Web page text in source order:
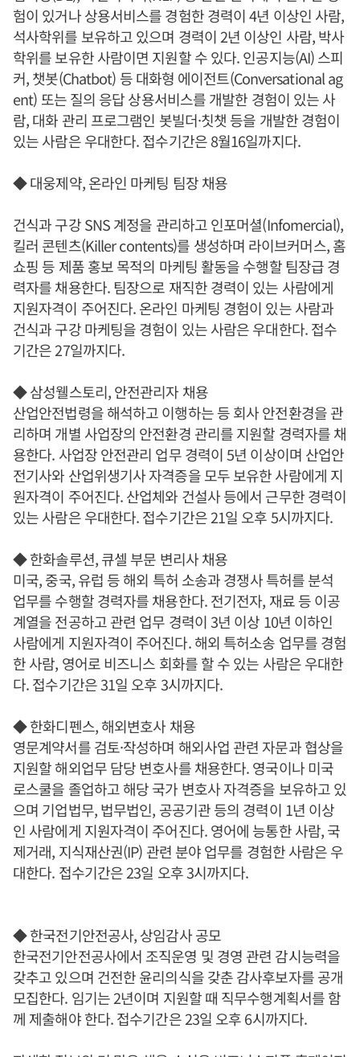
험이 있거나 상용서비스를 경험한 경력이 4년 이상인 사람,
석사학위를 보유하고 있으며 경력이 2년 이상인 사람, 박사
학위를 보유한 사람이면 지원할 수 있다. 인공지능(AI) 스피
커, 챗봇(Chatbot) 등 대화형 에이전트(Conversational ag
ent) 또는 질의 응답 상용서비스를 개발한 경험이 있는 사
람, 대화 관리 프로그램인 봇빌더·칫챗 등을 개발한 경험이
있는 사람은 우대한다. 접수기간은 8월16일까지다.
◆ 대웅제약, 온라인 마케팅 팀장 채용
건식과 구강 SNS 계정을 관리하고 인포머셜(Infomercial),
킬러 콘텐츠(Killer contents)를 생성하며 라이브커머스, 홈
쇼핑 등 제품 홍보 목적의 마케팅 활동을 수행할 팀장급 경
력자를 채용한다. 팀장으로 재직한 경력이 있는 사람에게
지원자격이 주어진다. 온라인 마케팅 경험이 있는 사람과
건식과 구강 마케팅을 경험이 있는 사람은 우대한다. 접수
기간은 27일까지다.
◆ 삼성웰스토리, 안전관리자 채용
산업안전법령을 해석하고 이행하는 등 회사 안전환경을 관
리하며 개별 사업장의 안전환경 관리를 지원할 경력자를 채
용한다. 사업장 안전관리 업무 경력이 5년 이상이며 산업안
전기사와 산업위생기사 자격증을 모두 보유한 사람에게 지
원자격이 주어진다. 산업체와 건설사 등에서 근무한 경력이
있는 사람은 우대한다. 접수기간은 21일 오후 5시까지다.
◆ 한화솔루션, 큐셀 부문 변리사 채용
미국, 중국, 유럽 등 해외 특허 소송과 경쟁사 특허를 분석
업무를 수행할 경력자를 채용한다. 전기전자, 재료 등 이공
계열을 전공하고 관련 업무 경력이 3년 이상 10년 이하인
사람에게 지원자격이 주어진다. 해외 특허소송 업무를 경험
한 사람, 영어로 비즈니스 회화를 할 수 있는 사람은 우대한
다. 접수기간은 31일 오후 3시까지다.
◆ 한화디펜스, 해외변호사 채용
영문계약서를 검토·작성하며 해외사업 관련 자문과 협상을
지원할 해외업무 담당 변호사를 채용한다. 영국이나 미국
로스쿨을 졸업하고 해당 국가 변호사 자격증을 보유하고 있
으며 기업법무, 법무법인, 공공기관 등의 경력이 1년 이상
인 사람에게 지원자격이 주어진다. 영어에 능통한 사람, 국
제거래, 지식재산권(IP) 관련 분야 업무를 경험한 사람은 우
대한다. 접수기간은 23일 오후 3시까지다.
◆ 한국전기안전공사, 상임감사 공모
한국전기안전공사에서 조직운영 및 경영 관련 감시능력을
갖추고 있으며 건전한 윤리의식을 갖춘 감사후보자를 공개
모집한다. 임기는 2년이며 지원할 때 직무수행계획서를 함
께 제출해야 한다. 접수기간은 23일 오후 6시까지다.